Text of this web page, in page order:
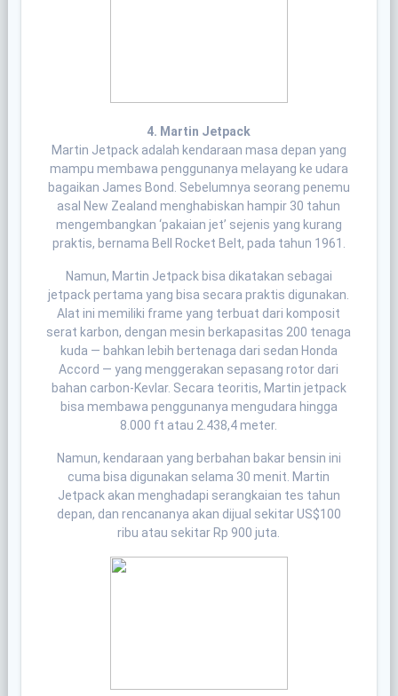
4. Martin Jetpack
Martin Jetpack adalah kendaraan masa depan yang
mampu membawa penggunanya melayang ke udara
bagaikan James Bond. Sebelumnya seorang penemu
asal New Zealand menghabiskan hampir 30 tahun
mengembangkan ‘pakaian jet’ sejenis yang kurang
praktis, bernama Bell Rocket Belt, pada tahun 1961.
Namun, Martin Jetpack bisa dikatakan sebagai
jetpack pertama yang bisa secara praktis digunakan.
Alat ini memiliki frame yang terbuat dari komposit
serat karbon, dengan mesin berkapasitas 200 tenaga
kuda — bahkan lebih bertenaga dari sedan Honda
Accord — yang menggerakan sepasang rotor dari
bahan carbon-Kevlar. Secara teoritis, Martin jetpack
bisa membawa penggunanya mengudara hingga
8.000 ft atau 2.438,4 meter.
Namun, kendaraan yang berbahan bakar bensin ini
cuma bisa digunakan selama 30 menit. Martin
Jetpack akan menghadapi serangkaian tes tahun
depan, dan rencananya akan dijual sekitar US$100
ribu atau sekitar Rp 900 juta.